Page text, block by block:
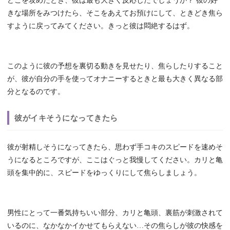
きな場所をみつけたら、そこをあえてお預けにして、ときどき焦ら
すように戻ってみてください。きっと彼は悶絶するはず。
このように彼の予想を裏切る動きを見せたり、焦らしたりすること
が、彼が自分の手を使ってオナニーするときと最も大きく異なる部
分となるのです。
彼がイキそうになってきたら
彼が射精しそうになってきたら、思わず手コキのスピードを速めそ
うになるところですが、ここはぐっと我慢してください。カリと亀
頭を集中的に、スピードをゆっくりにして焦らしましょう。
男性にとって一番気持ちいい部分、カリと亀頭、裏筋が刺激されて
いるのに、なかなかイかせてもらえない…その焦らしが彼の快感を